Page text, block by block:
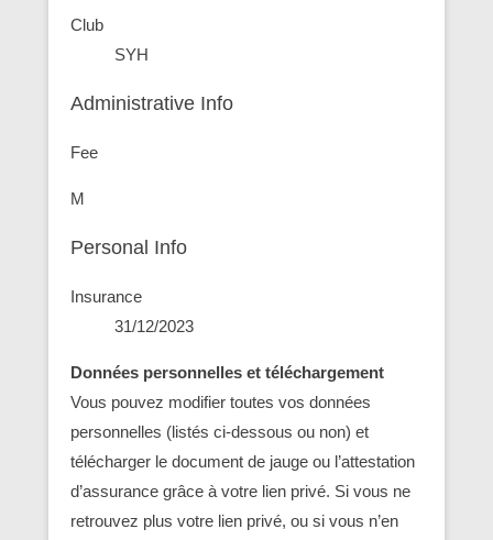
Club
SYH
Administrative Info
Fee
M
Personal Info
Insurance
31/12/2023
Données personnelles et téléchargement
Vous pouvez modifier toutes vos données
personnelles (listés ci-dessous ou non) et
télécharger le document de jauge ou l’attestation
d’assurance grâce à votre lien privé. Si vous ne
retrouvez plus votre lien privé, ou si vous n’en